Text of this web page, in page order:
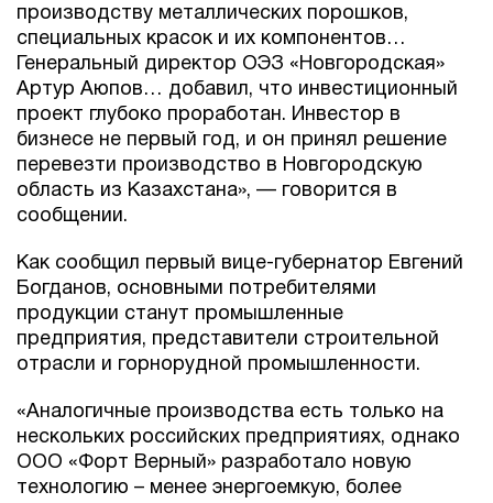
производству металлических порошков,
специальных красок и их компонентов…
Генеральный директор ОЭЗ «Новгородская»
Артур Аюпов… добавил, что инвестиционный
проект глубоко проработан. Инвестор в
бизнесе не первый год, и он принял решение
перевезти производство в Новгородскую
область из Казахстана», — говорится в
сообщении.
Как сообщил первый вице-губернатор Евгений
Богданов, основными потребителями
продукции станут промышленные
предприятия, представители строительной
отрасли и горнорудной промышленности.
«Аналогичные производства есть только на
нескольких российских предприятиях, однако
ООО «Форт Верный» разработало новую
технологию – менее энергоемкую, более